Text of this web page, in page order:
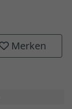
Merken